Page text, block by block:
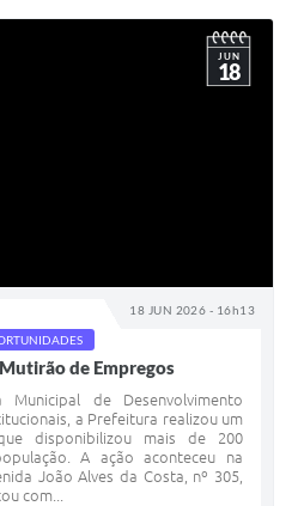
18 JUN 2026 - 16h13
JUN
18
de Empregos
de Desenvolvimento
a Prefeitura realizou um
disponibilizou mais de 200
A ação aconteceu na
João Alves da Costa, nº 305,
com...